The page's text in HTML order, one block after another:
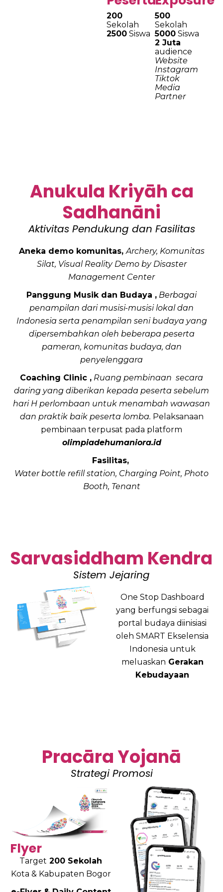
200
Sekolah
2500 Siswa
500
Sekolah
5000 Siswa
2 Juta
audience
Website
Instagram
Tiktok
Media
Partner
Anukula Kriyāh ca
Sadhanāni
Aktivitas Pendukung dan Fasilitas
Aneka demo komunitas,Archery, Komunitas
Silat, Visual Reality Demo by Disaster
Management Center
Panggung Musik dan Budaya , Berbagai
penampilan dari musisi-musisi lokal dan
Indonesia serta penampilan seni budaya yang
dipersembahkan oleh beberapa peserta
pameran, komunitas budaya, dan
penyelenggara
Coaching Clinic , Ruang pembinaan secara
daring yang diberikan kepada peserta sebelum
hari H perlombaan untuk menambah wawasan
dan praktik baik peserta lomba. Pelaksanaan
pembinaan terpusat pada platform
olimpiadehumaniora.id
Fasilitas,
Water bottle refill station, Charging Point, Photo
Booth, Tenant
Sarvasiddham Kendra
Sistem Jejaring
One Stop Dashboard
yang berfungsi sebagai
portal budaya diinisiasi
oleh SMART Ekselensia
Indonesia untuk
meluaskan Gerakan
Kebudayaan
Pracāra Yojanā
Strategi Promosi
Flyer
Target 200 Sekolah
Kota & Kabupaten Bogor